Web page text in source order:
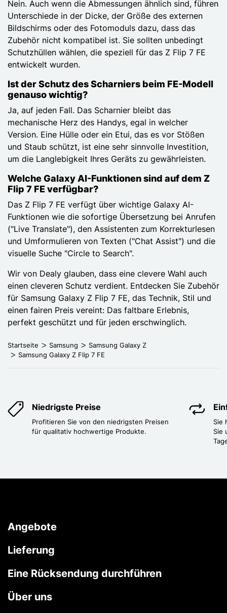
Nein. Auch wenn die Abmessungen ähnlich sind, führen
Unterschiede in der Dicke, der Größe des externen
Bildschirms oder des Fotomoduls dazu, dass das
Zubehör nicht kompatibel ist. Sie sollten unbedingt
Schutzhüllen wählen, die speziell für das Z Flip 7 FE
entwickelt wurden.
Ist der Schutz des Scharniers beim FE-Modell
genauso wichtig?
Ja, auf jeden Fall. Das Scharnier bleibt das
mechanische Herz des Handys, egal in welcher
Version. Eine Hülle oder ein Etui, das es vor Stößen
und Staub schützt, ist eine sehr sinnvolle Investition,
um die Langlebigkeit Ihres Geräts zu gewährleisten.
Welche Galaxy AI-Funktionen sind auf dem Z
Flip 7 FE verfügbar?
Das Z Flip 7 FE verfügt über wichtige Galaxy AI-
Funktionen wie die sofortige Übersetzung bei Anrufen
("Live Translate"), den Assistenten zum Korrekturlesen
und Umformulieren von Texten ("Chat Assist") und die
visuelle Suche "Circle to Search".
Wir von Dealy glauben, dass eine clevere Wahl auch
einen cleveren Schutz verdient. Entdecken Sie Zubehör
für Samsung Galaxy Z Flip 7 FE, das Technik, Stil und
einen fairen Preis vereint: Das faltbare Erlebnis,
perfekt geschützt und für jeden erschwinglich.
Startseite Samsung
Samsung Galaxy Z
Samsung Galaxy Z Flip 7 FE
Niedrigste Preise
Profitieren Sie von den niedrigsten Preisen
für qualitativ hochwertige Produkte.
Sie
Sie
Angebote
Lieferung
Eine Rücksendung durchführen
Über uns